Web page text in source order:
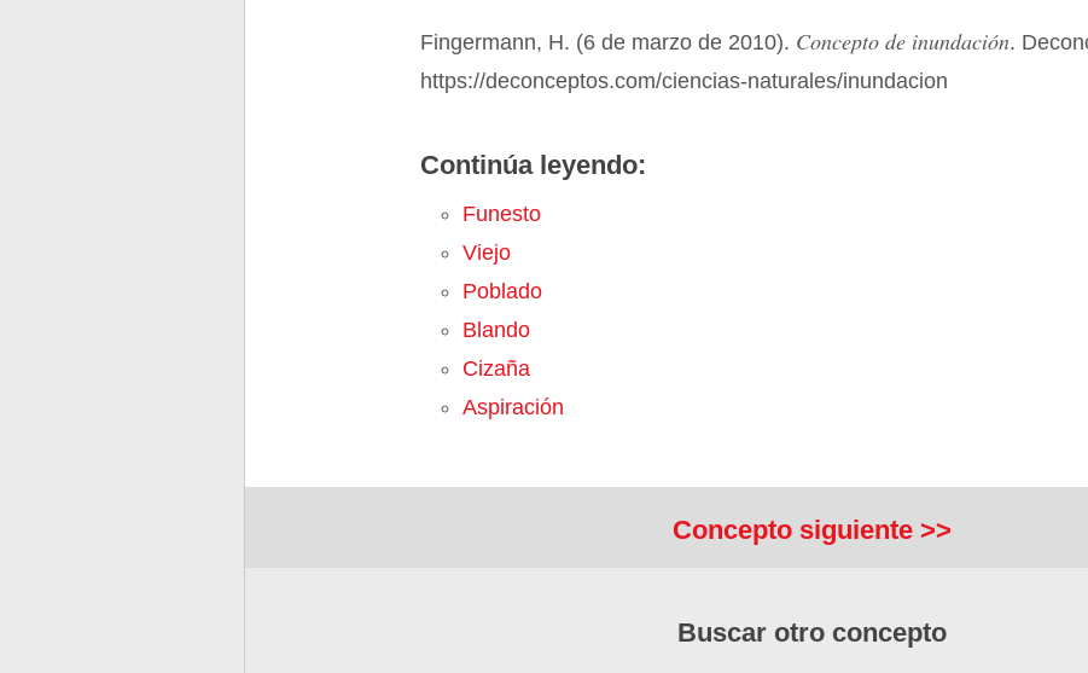
Fingermann, H. (6 de marzo de 2010). Concepto de inundación.
https://deconceptos.com/ciencias-naturales/inundacion
Continúa leyendo:
Funesto
Viejo
Poblado
Blando
Cizaña
Aspiración
Concepto siguiente >>
Buscar otro concepto